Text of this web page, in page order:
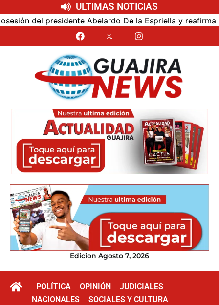
ULTIMAS NOTICIAS
del presidente Abelardo De la Espriella y reafirma su
Edicion Agosto 7, 2026
POLÍTICA OPINIÓN
JUDICIALES
NACIONALES
SOCIALES Y CULTURA